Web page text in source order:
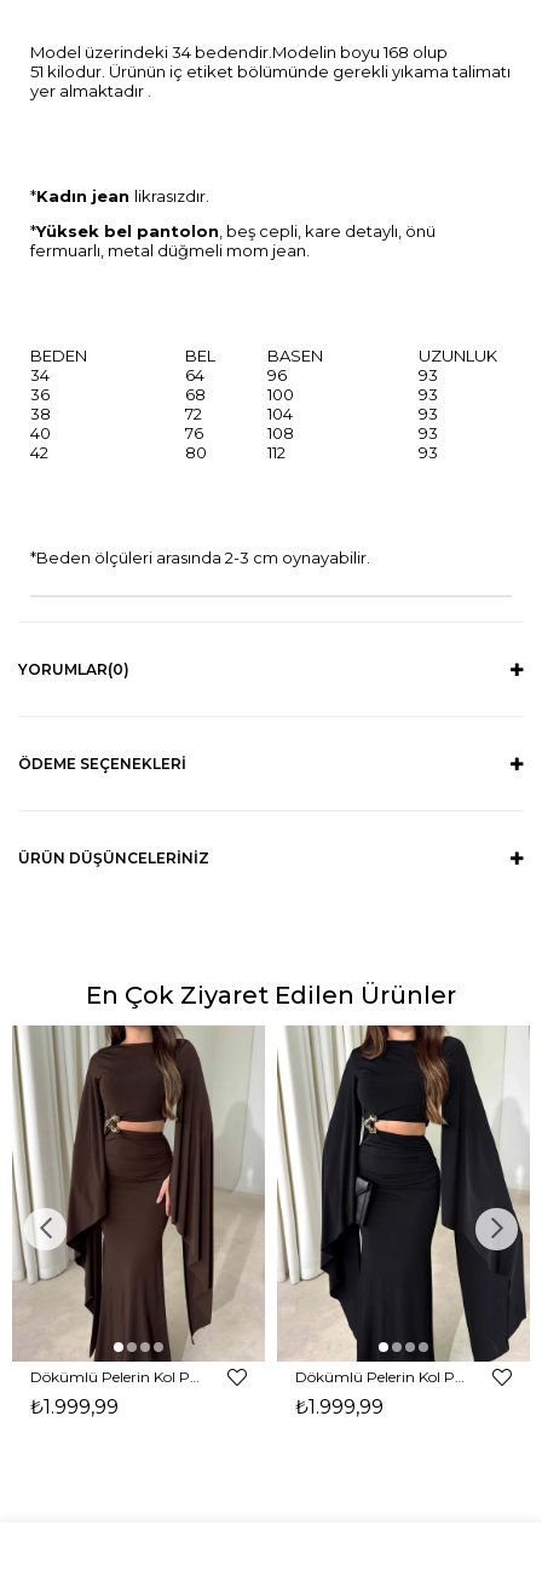
Model üzerindeki 34 bedendir.Modelin boyu 168 olup
51 kilodur. Ürünün iç etiket bölümünde gerekli yıkama talimatı
yer almaktadır .
*Kadın jean likrasızdır.
*Yüksek bel pantolon , beş cepli, kare detaylı, önü
fermuarlı, metal düğmeli mom jean.
BEDEN BEL BASEN
UZUNLUK
34
64 96
93
36
68 100
93
38
72 104
93
40
76 108
93
42
80 112 93
*Beden ölçüleri arasında 2-3 cm oynayabilir.
YORUMLAR(0)
ÖDEME SEÇENEKLERI
ÜRÜN DÜŞÜNCELERINIZ
En Çok Ziyaret Edilen Ürünler
Dökümlü Pelerin Kol Pencere Detaylı Maxi Kahverengi Arlev Kadın Elbise 26Y511
₺1.999,99
Dökümlü Pelerin Kol Pencere Detaylı Maxi Siyah Arlev Kadın Elbise 26Y511
₺1.999,99